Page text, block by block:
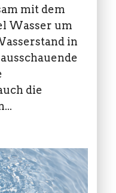
mit dem
Wasser um
in
die